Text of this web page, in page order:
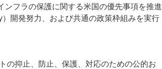
ンフラの保護に関する米国の優先事項を推進
開発努力、および共通の政策枠組みを実行
の抑止、防止、保護、対応のための公的お